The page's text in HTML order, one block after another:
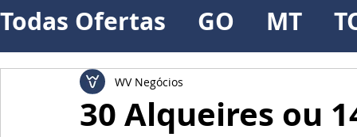
Todas Ofertas GO MT
30 Alqueires ou
WV Negócios